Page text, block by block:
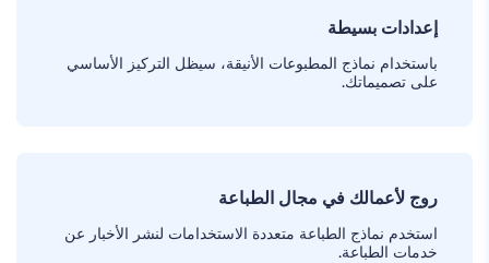
إعدادات بسيطة
باستخدام نماذج المطبوعات الأنيقة، سيظل التركيز الأساسي
على تصميماتك.
روج لأعمالك في مجال الطباعة
استخدم نماذج الطباعة متعددة الاستخدامات لنشر الأخبار عن
خدمات الطباعة.